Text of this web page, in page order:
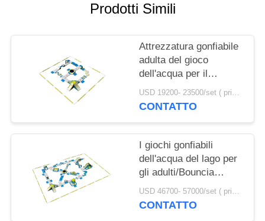
PRIVACY
POLICY
Prodotti Simili
Attrezzatura gonfiabile
adulta del gioco
dell'acqua per il
mare/la configurazione
gonfiabile di
USD 19200- 23500/set ( price just for reference, detailed prices need to be confirmed) MOQ:1PC
CONTATTO
I giochi gonfiabili
dell'acqua del lago per
gli adulti/Bouncia
innaffiano il produttore
gonfiabile del parco
USD 46700- 57000/set ( price just for reference, detailed prices need to be confirmed) MOQ:1 set o parti di tutto il parco
CONTATTO